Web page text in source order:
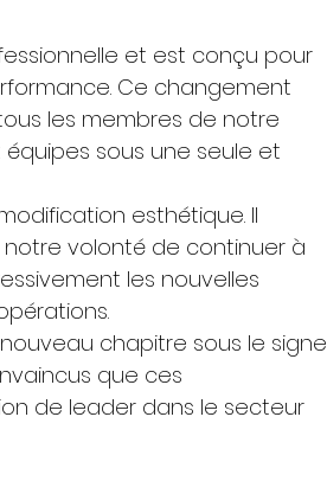
et est conçu pour
Ce changement
les membres de notre
sous une seule et
esthétique. Il
volonté de continuer à
les nouvelles
chapitre sous le signe
que ces
de leader dans le secteur